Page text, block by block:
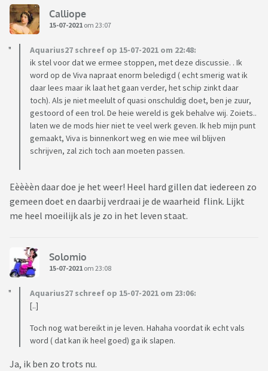
Calliope
15-07-2021 om 23:07
Aquarius27 schreef op 15-07-2021 om 22:48:
ik stel voor dat we ermee stoppen, met deze discussie. . Ik
word op de Viva napraat enorm beledigd ( echt smerig wat ik
daar lees maar ik laat het gaan verder, het schip zinkt daar
toch). Als je niet meelult of quasi onschuldig doet, ben je zuur,
gestoord of een trol. De heie wereld is gek behalve wij. Zoiets..
laten we de mods hier niet te veel werk geven. Ik heb mijn punt
gemaakt, Viva is binnenkort weg en wie mee wil blijven
schrijven, zal zich toch aan moeten passen.
Eèèèèn daar doe je het weer! Heel hard gillen dat iedereen zo
gemeen doet en daarbij verdraai je de waarheid flink. Lijkt
me heel moeilijk als je zo in het leven staat.
Solomio
15-07-2021 om 23:08
Aquarius27 schreef op 15-07-2021 om 23:06:
[..]
Toch nog wat bereikt in je leven. Hahaha voordat ik echt vals
word ( dat kan ik heel goed) ga ik slapen.
Ja, ik ben zo trots nu.